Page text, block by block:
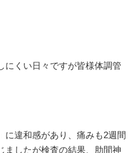
にくい日々ですが皆様体調管
に違和感があり、痛みも2週間
ましたが検査の結果、肋間神